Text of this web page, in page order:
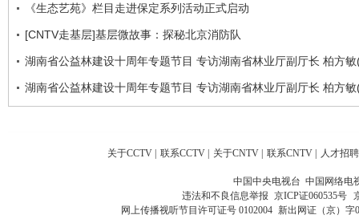
《生态艺苑》栏目走进保定系列活动正式启动
[CNTV走基层]基层微故事：探秘北京消防队
湖南省公益林建设十周年专题节目 专访湖南省林业厅副厅长 柏方
湖南省公益林建设十周年专题节目 专访湖南省林业厅副厅长 柏方
关于CCTV | 联系CCTV | 关于CNTV | 联系CNTV | 人才招聘
中国中央电视台 中国网络电
违法和不良信息举报 京ICP证060535号
网上传播视听节目许可证号 0102004 新出网证（京）